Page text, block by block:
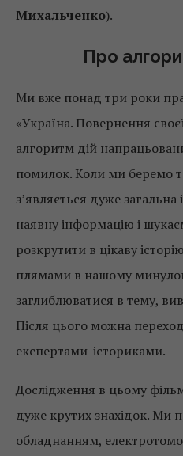
Михальченко).
Про
Ми вже понад три роки
«Україна. Повернення
алгоритм дій
помилок. Коли ми беремо
з’являється дуже
наявну інформацію і
розкрутити в цікаву
плямами в нашому
заглиблюватися в тему,
Після цього можна
експертами-істориками.
Дослідження в цьому
дуже крутих знахідок. Ми
обладнанням,